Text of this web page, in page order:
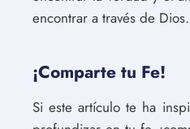
encontrar a través de Dios.
¡Comparte tu Fe!
Si este artículo te ha